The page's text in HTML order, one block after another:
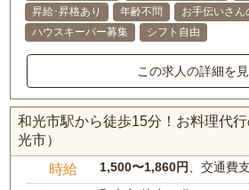
昇給･昇格あり
年齢不問
お手伝いさん
ハウスキーパー募集
シフト自由
この求人の詳細を
和光市駅から徒歩15分！お料理代
光市）
時給 1,500〜1,860円、交通費